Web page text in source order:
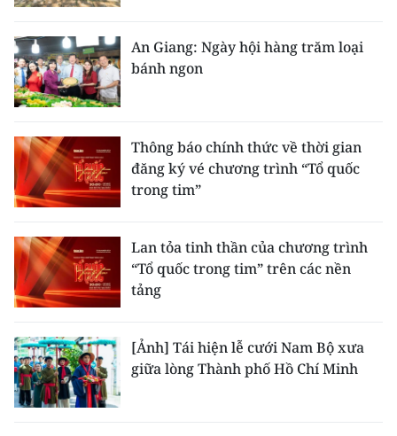
An Giang: Ngày hội hàng trăm loại
bánh ngon
Thông báo chính thức về thời gian
đăng ký vé chương trình “Tổ quốc
trong tim”
Lan tỏa tinh thần của chương trình
“Tổ quốc trong tim” trên các nền
tảng
[Ảnh] Tái hiện lễ cưới Nam Bộ xưa
giữa lòng Thành phố Hồ Chí Minh